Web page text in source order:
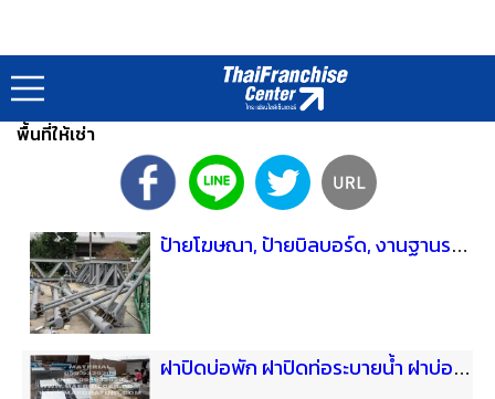
ประเภทร้านค้า : Shop Category
หน้าแรก
/อสังหาริมทรัพย์/เฟอร์นิเจอร์/
พื้นที่ให้เช่า
ป้ายโฆษณา, ป้ายบิลบอร์ด, งานฐานราก, ป้ายหน้าอาคาร
ฝาปิดบ่อพัก ฝาปิดท่อระบายน้ำ ฝาบ่อ ท่อระบายน้ำ